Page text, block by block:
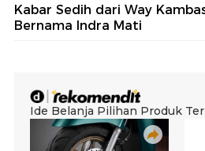
Kabar Sedih dari Way
Bernama Indra Mati